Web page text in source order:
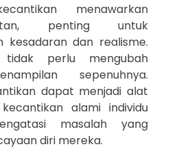
menawarkan
penting untuk
kesadaran dan realisme.
tidak perlu mengubah
sepenuhnya.
dapat menjadi alat
alami individu
masalah yang
diri mereka.